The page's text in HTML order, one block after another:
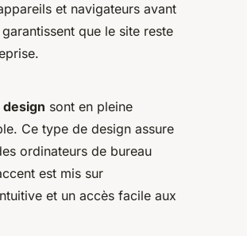
et navigateurs avant
garantissent que le site reste
design sont en pleine
Ce type de design assure
ordinateurs de bureau
est mis sur
et un accès facile aux